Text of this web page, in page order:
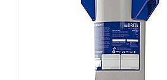
DETAILS